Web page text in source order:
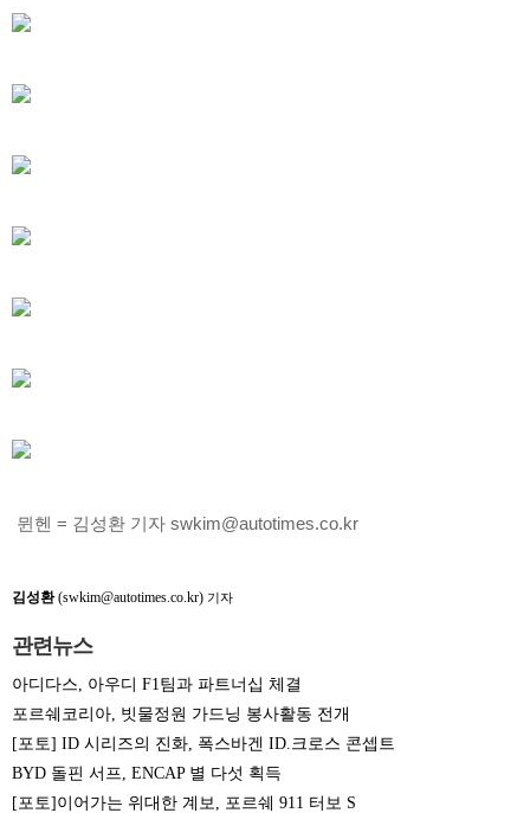
뮌헨 = 김성환 기자 swkim@autotimes.co.kr
김성환(swkim@autotimes.co.kr) 기자
관련뉴스
아디다스, 아우디 F1팀과 파트너십 체결
포르쉐코리아, 빗물정원 가드닝 봉사활동 전개
[포토] ID 시리즈의 진화, 폭스바겐 ID.크로스 콘셉트
BYD 돌핀 서프, ENCAP 별 다섯 획득
[포토]이어가는 위대한 계보, 포르쉐 911 터보 S